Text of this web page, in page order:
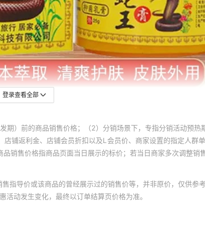
登录查看全部
期）前的商品销售价格；（2）分销场景下，专指分销活动预
铺返利金、店铺会员折扣以及L会员价、商家设置的指定人群
售价格指商品页面当日展示的标价；若当日商家多次调整销
指导价或该商品的曾经展示过的销售价等，并非原价，仅供参考
动发生变化，最终以订单结算页价格为准。